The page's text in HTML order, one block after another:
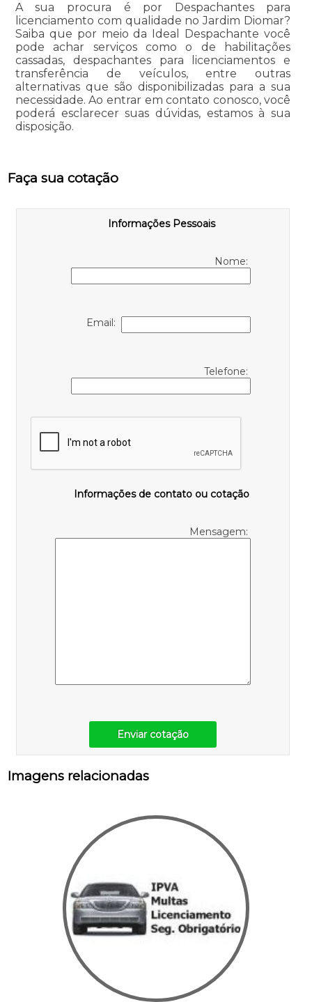
A sua procura é por Despachantes para
licenciamento com qualidade no Jardim Diomar?
Saiba que por meio da Ideal Despachante você
pode achar serviços como o de habilitações
cassadas, despachantes para licenciamentos e
transferência de veículos, entre outras
alternativas que são disponibilizadas para a sua
necessidade. Ao entrar em contato conosco, você
poderá esclarecer suas dúvidas, estamos à sua
disposição.
Faça sua cotação
Informações Pessoais
Nome:
Email:
Telefone:
Informações de contato ou cotação
Mensagem:
Enviar cotação
Imagens relacionadas